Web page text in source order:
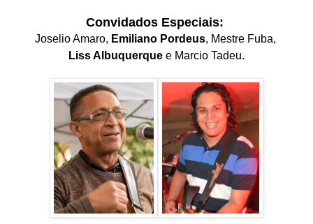
Convidados Especiais:
Joselio Amaro, Emiliano Pordeus, Mestre Fuba,
Liss Albuquerque e Marcio Tadeu.